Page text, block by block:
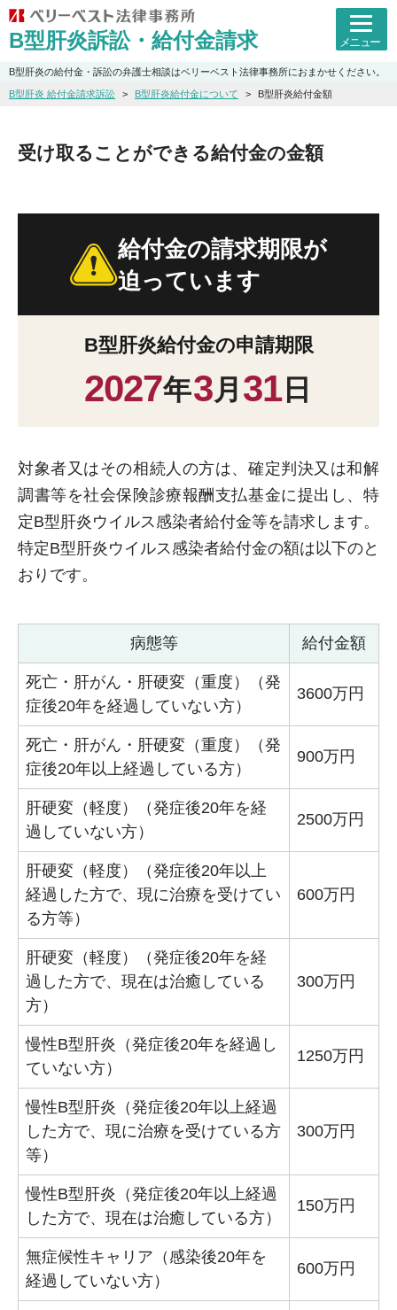
B型肝炎の給付金・訴訟の弁護士相談はベリーベスト法律事務所におまかせください。
B型肝炎訴訟・給付金請求 メニュー
B型肝炎 給付金請求訴訟 B型肝炎給付金について B型肝炎給付金額
受け取ることができる給付金の金額
給付金の請求期限が
迫っています
B型肝炎給付金の申請期限
2027年3月 31 日
対象者又はその相続人の方は、確定判決又は和解
調書等を社会保険診療報酬支払基金に提出し、特
定B型肝炎ウイルス感染者給付金等を請求します。
特定B型肝炎ウイルス感染者給付金の額は以下のと
おりです。
病態等 給付金額
死亡・肝がん・肝硬変（重度）（発
症後20年を経過していない方）
3600万円
死亡・肝がん・肝硬変（重度）（発
症後20年以上経過している方）
900万円
肝硬変（軽度）（発症後20年を経
過していない方）
2500万円
肝硬変（軽度）（発症後20年以上
経過した方で、現に治療を受けてい
る方等）
600万円
肝硬変（軽度）（発症後20年を経
過した方で、現在は治癒している
方）
300万円
慢性B型肝炎（発症後20年を経過し
ていない方）
1250万円
慢性B型肝炎（発症後20年以上経過
した方で、現に治療を受けている方
等）
300万円
慢性B型肝炎（発症後20年以上経過
した方で、現在は治癒している方）
150万円
無症候性キャリア（感染後20年を
経過していない方）
600万円